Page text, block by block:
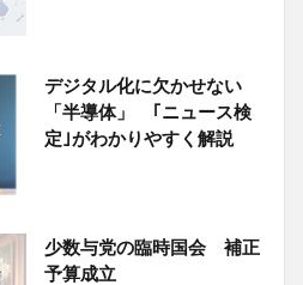
デジタル化に欠かせない
「半導体」 ｢ニュース検
定｣がわかりやすく解説
少数与党の臨時国会 補正
予算成立